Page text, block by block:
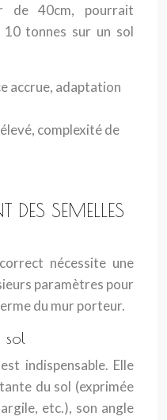
de 40cm, pourrait
tonnes sur un sol
accrue, adaptation
complexité de
SEMELLES
nécessite une
paramètres pour
du mur porteur.
sol
indispensable. Elle
du sol (exprimée
etc.), son angle